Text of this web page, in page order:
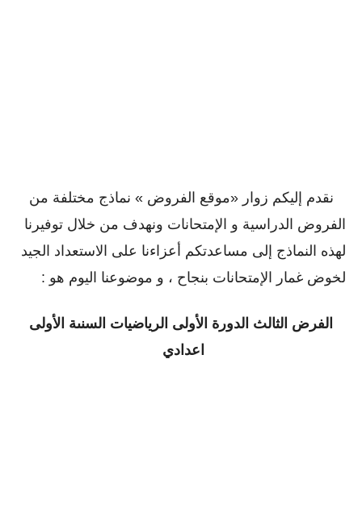
نقدم إليكم زوار «موقع الفروض » نماذج مختلفة من
الفروض الدراسية و الإمتحانات ونهدف من خلال توفيرنا
لهذه النماذج إلى مساعدتكم أعزاءنا على الاستعداد الجيد
لخوض غمار الإمتحانات بنجاح ، و موضوعنا اليوم هو :
الفرض الثالث الدورة الأولى الرياضيات السنىة الأولى
اعدادي